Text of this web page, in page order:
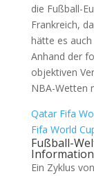
die Fußball-
Frankreich,
hätte es
Anhand der
objektiven
NBA-Wetten
Qatar Fifa
Fifa World
Fußball-
Ein Zyklus